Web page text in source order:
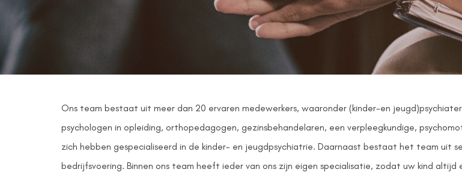
Ons team bestaat uit meer dan 20 ervaren medewerkers, waaronder (kinder-en
psychologen in opleiding, orthopedagogen, gezinsbehandelaren, een verpleegkundige,
zich hebben gespecialiseerd in de kinder- en jeugdpsychiatrie. Daarnaast bestaat het team uit
bedrijfsvoering. Binnen ons team heeft ieder van ons zijn eigen specialisatie, zodat uw kind